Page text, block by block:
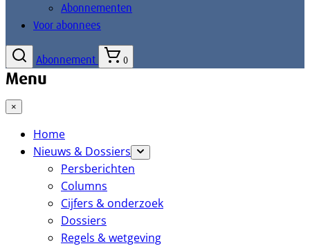
Abonnementen
Voor abonnees
Abonnement 0
Menu
×
Home
Nieuws & Dossiers
Persberichten
Columns
Cijfers & onderzoek
Dossiers
Regels & wetgeving